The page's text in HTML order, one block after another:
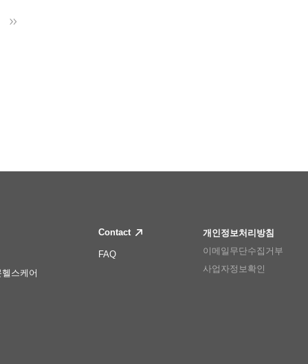
스케어
Contact
FAQ
개인정보처리방침
이메일무단수집거부
사업자정보확인